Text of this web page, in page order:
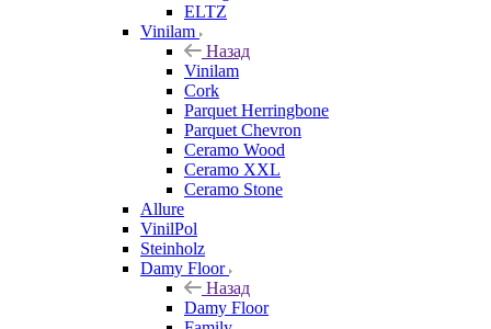
ELTZ
Vinilam
Назад
Vinilam
Cork
Parquet Herringbone
Parquet Chevron
Ceramo Wood
Ceramo XXL
Ceramo Stone
Allure
VinilPol
Steinholz
Damy Floor
Назад
Damy Floor